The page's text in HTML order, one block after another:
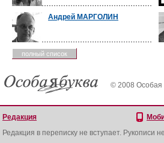
Андрей МАРГОЛИН
полный список
© 2008 Особая
Редакция
Редакция в переписку не вступает.